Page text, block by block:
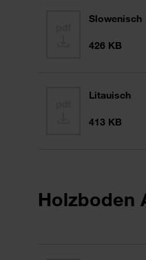
Slowenisch
426 KB
Litauisch
413 KB
Holzboden